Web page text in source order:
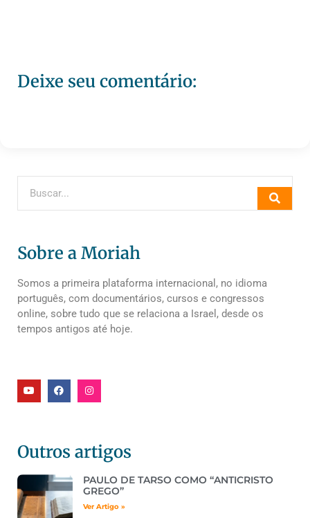
Deixe seu comentário:
Sobre a Moriah
Somos a primeira plataforma internacional, no idioma
português, com documentários, cursos e congressos
online, sobre tudo que se relaciona a Israel, desde os
tempos antigos até hoje.
Outros artigos
PAULO DE TARSO COMO “ANTICRISTO
GREGO”
Ver Artigo »